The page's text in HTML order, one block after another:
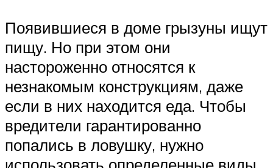
Появившиеся в доме грызуны ищут
пищу. Но при этом они
настороженно относятся к
незнакомым конструкциям, даже
если в них находится еда. Чтобы
вредители гарантированно
попались в ловушку, нужно
использовать определенные виды